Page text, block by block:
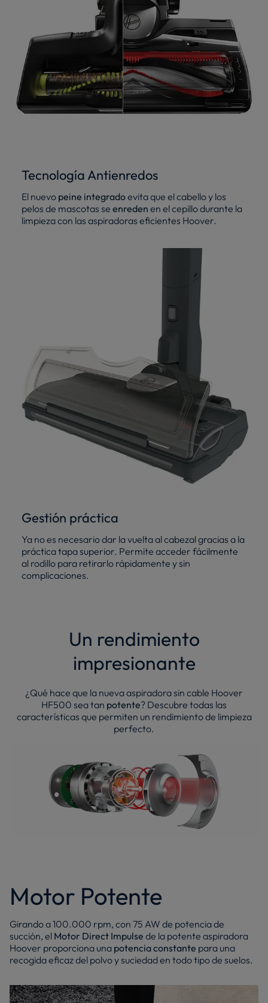
Tecnología Antienredos
El nuevo peine integradoevita que el cabello y los
pelos de mascotas se enreden en el cepillo durante la
limpieza con las aspiradoras eficientes Hoover.
Gestión práctica
Ya no es necesario dar la vuelta al cabezal gracias a la
práctica tapa superior. Permite acceder fácilmente
al rodillo para retirarlo rápidamente y sin
complicaciones.
Un rendimiento
impresionante
¿Qué hace que la nueva aspiradora sin cable Hoover
HF500 sea tan potente? Descubre todas las
características que permiten un rendimiento de limpieza
perfecto.
Motor Potente
Girando a 100.000 rpm, con 75 AW de potencia de
succión, el Motor Direct Impulse de la potente aspiradora
Hoover proporciona una potencia constante para una
recogida eficaz del polvo y suciedad en todo tipo de suelos.